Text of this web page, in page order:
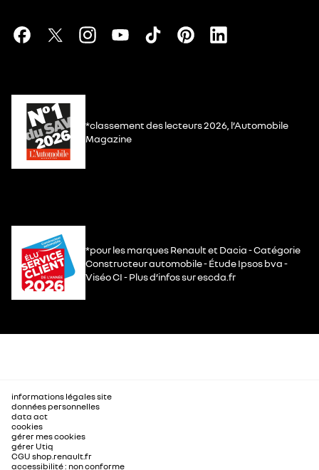
*classement des lecteurs 2026, l’Automobile
Magazine
*pour les marques Renault et Dacia - Catégorie
Constructeur automobile - Étude Ipsos bva -
Viséo CI - Plus d’infos sur escda.fr
informations légales site
données personnelles
data act
cookies
gérer mes cookies
gérer Utiq
CGU shop.renault.fr
accessibilité : non conforme